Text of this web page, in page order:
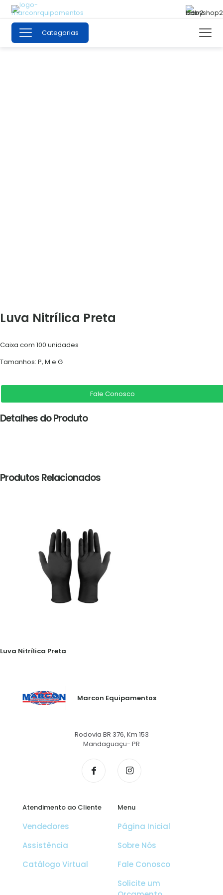
Categorias
Luva Nitrílica Preta
Caixa com 100 unidades
Tamanhos: P, M e G
Fale Conosco
Detalhes do Produto
Produtos Relacionados
Luva Nitrílica Preta
Marcon Equipamentos
Rodovia BR 376, Km 153
Mandaguaçu- PR
Atendimento ao Cliente
Vendedores
Assistência
Catálogo Virtual
Menu
Página Inicial
Sobre Nós
Fale Conosco
Solicite um